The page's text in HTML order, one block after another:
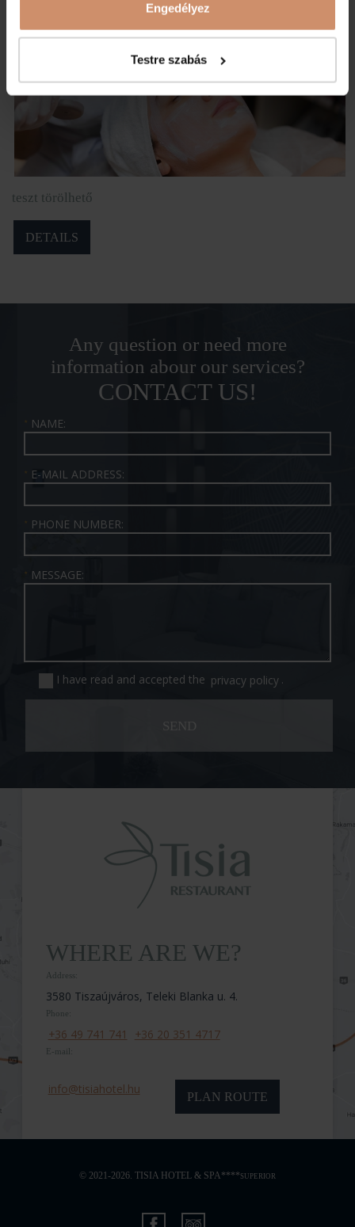
Engedélyez
Testre szabás
teszt törölhető
DETAILS
Any question or need more
information abour our services?
CONTACT US!
★ NAME:
★ E-MAIL ADDRESS:
★ PHONE NUMBER:
★ MESSAGE:
I have read and accepted the privacy policy .
SEND
WHERE ARE WE?
Address:
3580 Tiszaújváros, Teleki Blanka u. 4.
Phone:
+36 49 741 741 +36 20 351 4717
E-mail:
info@tisiahotel.hu
PLAN ROUTE
© 2021-2026. TISIA HOTEL & SPA**** SUPERIOR